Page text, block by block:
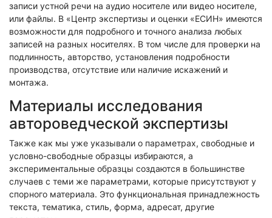
записи устной речи на аудио носителе или видео носителе,
или файлы. В «Центр экспертизы и оценки «ЕСИН» имеются
возможности для подробного и точного анализа любых
записей на разных носителях. В том числе для проверки на
подлинность, авторство, установления подробности
производства, отсутствие или наличие искажений и
монтажа.
Материалы исследования
автороведческой экспертизы
Также как мы уже указывали о параметрах, свободные и
условно-свободные образцы избираются, а
экспериментальные образцы создаются в большинстве
случаев с теми же параметрами, которые присутствуют у
спорного материала. Это функциональная принадлежность
текста, тематика, стиль, форма, адресат, другие